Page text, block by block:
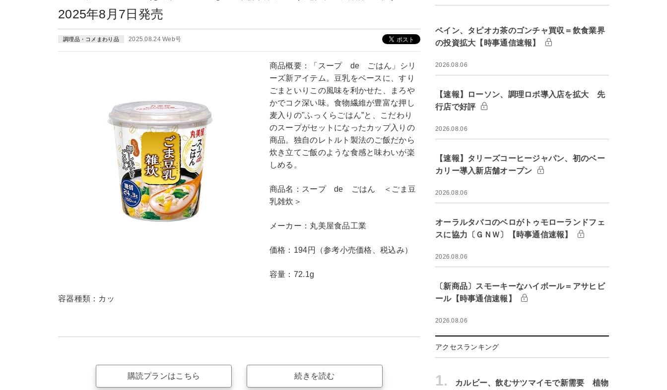
2025年8月7日発売
調理品・コメまわり品 2025.08.24 Web号
商品概要：「スープ de ごはん」シリ
ーズ新アイテム。豆乳をベースに、すり
ごまといりこの風味を利かせた、まろや
かでコク深い味。食物繊維が豊富な押し
麦入りの"ふっくらごはん”と、こだわり
のスープがセットになったカップ入りの
商品。独自のレトルト製法のご飯だから
炊き立てご飯のような食感と味わいが楽
しめる。
商品名：スープ de ごはん ＜ごま豆
乳雑炊＞
メーカー：丸美屋食品工業
価格：194円（参考小売価格、税込み）
容量：72.1g
容器種類：カッ
購読プランはこちら 続きを読む
ベイン、タピオカ茶のゴンチャ買収＝飲食業界
の投資拡大【時事通信速報】
2026.08.06
【速報】ローソン、調理ロボ導入店を拡大 先
行店で好評
2026.08.06
【速報】タリーズコーヒージャパン、初のベー
カリー導入新店舗オープン
2026.08.06
オーラルタバコのベロがトゥモローランドフェ
スに協力〔ＧＮＷ〕【時事通信速報】
2026.08.06
〔新商品〕スモーキーなハイボール＝アサヒビ
ール【時事通信速報】
2026.08.06
アクセスランキング
1.
カルビー、飲むサツマイモで新需要 植物